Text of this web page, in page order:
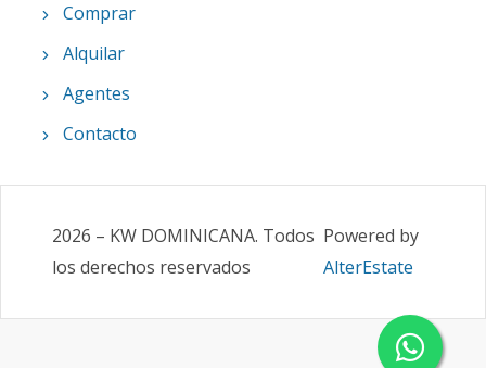
Comprar
Alquilar
Agentes
Contacto
2026 – KW DOMINICANA. Todos
los derechos reservados
Powered by
AlterEstate